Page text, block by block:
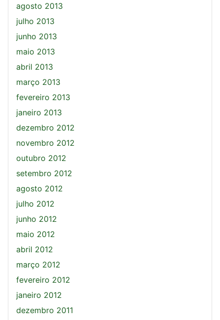
agosto 2013
julho 2013
junho 2013
maio 2013
abril 2013
março 2013
fevereiro 2013
janeiro 2013
dezembro 2012
novembro 2012
outubro 2012
setembro 2012
agosto 2012
julho 2012
junho 2012
maio 2012
abril 2012
março 2012
fevereiro 2012
janeiro 2012
dezembro 2011